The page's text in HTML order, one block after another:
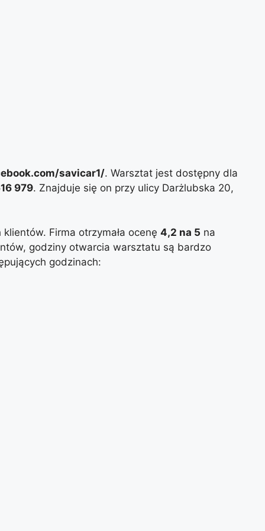
savicar1/. Warsztat jest dostępny dla
979. Znajduje się on przy ulicy Darżlubska 20,
Firma otrzymała ocenę 4,2 na 5 na
godziny otwarcia warsztatu są bardzo
godzinach: